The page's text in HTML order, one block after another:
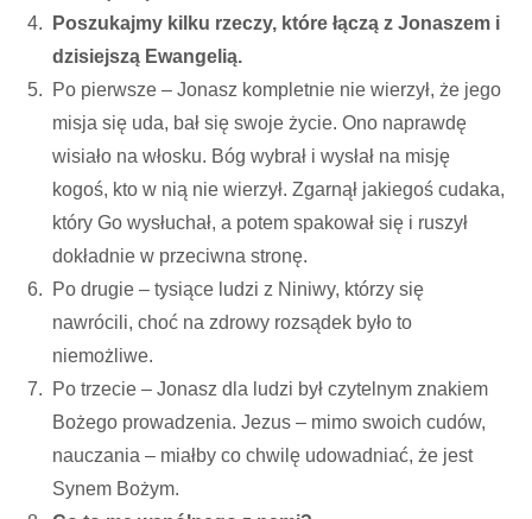
Poszukajmy kilku rzeczy, które łączą z Jonaszem i
dzisiejszą Ewangelią.
Po pierwsze – Jonasz kompletnie nie wierzył, że jego
misja się uda, bał się swoje życie. Ono naprawdę
wisiało na włosku. Bóg wybrał i wysłał na misję
kogoś, kto w nią nie wierzył. Zgarnął jakiegoś cudaka,
który Go wysłuchał, a potem spakował się i ruszył
dokładnie w przeciwna stronę.
Po drugie – tysiące ludzi z Niniwy, którzy się
nawrócili, choć na zdrowy rozsądek było to
niemożliwe.
Po trzecie – Jonasz dla ludzi był czytelnym znakiem
Bożego prowadzenia. Jezus – mimo swoich cudów,
nauczania – miałby co chwilę udowadniać, że jest
Synem Bożym.